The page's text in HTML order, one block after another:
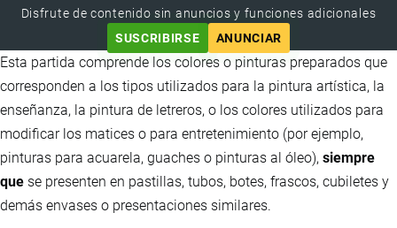
Disfrute de contenido sin anuncios y funciones adicionales
SUSCRIBIRSE
ANUNCIAR
Esta partida comprende los colores o pinturas preparados que
corresponden a los tipos utilizados para la pintura artística, la
enseñanza, la pintura de letreros, o los colores utilizados para
modificar los matices o para entretenimiento (por ejemplo,
pinturas para acuarela, guaches o pinturas al óleo), siempre
que se presenten en pastillas, tubos, botes, frascos, cubiletes y
demás envases o presentaciones similares.